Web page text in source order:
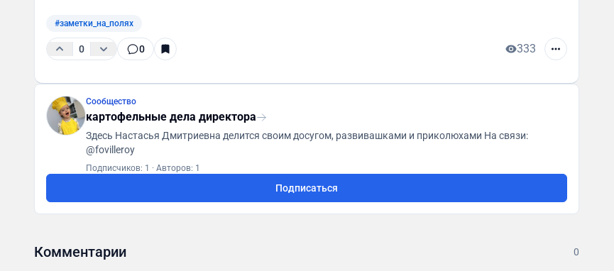
#заметки_на_полях
0 0 333
Сообщество
картофельные дела директора
Здесь Настасья Дмитриевна делится своим досугом, развивашками и приколюхами На связи:
@fovilleroy
Подписчиков: 1 · Авторов: 1
Подписаться
Комментарии 0